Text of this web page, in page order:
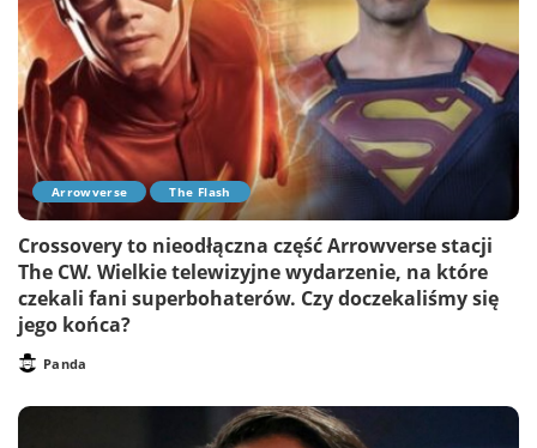
Arrowverse The Flash
Crossovery to nieodłączna część Arrowverse stacji
The CW. Wielkie telewizyjne wydarzenie, na które
czekali fani superbohaterów. Czy doczekaliśmy się
jego końca?
PostedPanda